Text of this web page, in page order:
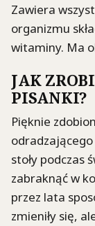
Zawiera
organizmu
witaminy. Ma
JAK
PISANKI?
Pięknie
stoły podczas
zabraknąć w
przez lata
zmieniły się,